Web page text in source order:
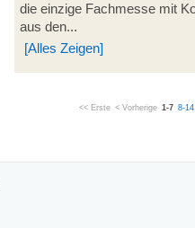
die einzige Fachmesse mit
aus den...
[Alles Zeigen]
<< Erste < Vorherige 1-7 8-14